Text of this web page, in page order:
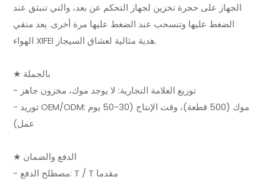
الجهاز على حجرة تخزين لجهاز التحكم عن بعد، والتي تنبثق عند
الضغط عليها وتنسحب عند الضغط عليها مرة أخرى. يعد منقي
الهواء XIFEI هدية مثالية لعشاق السيجار.
★ بالجملة
- توزيع العلامة التجارية: لا يوجد موك، مخزون جاهز
- توريد OEM/ODM: موك (500 قطعة)، وقت الإنتاج (30-50 يوم
عمل)
★ الدفع والضمان
- مصطلح الدفع: T / T مقدما